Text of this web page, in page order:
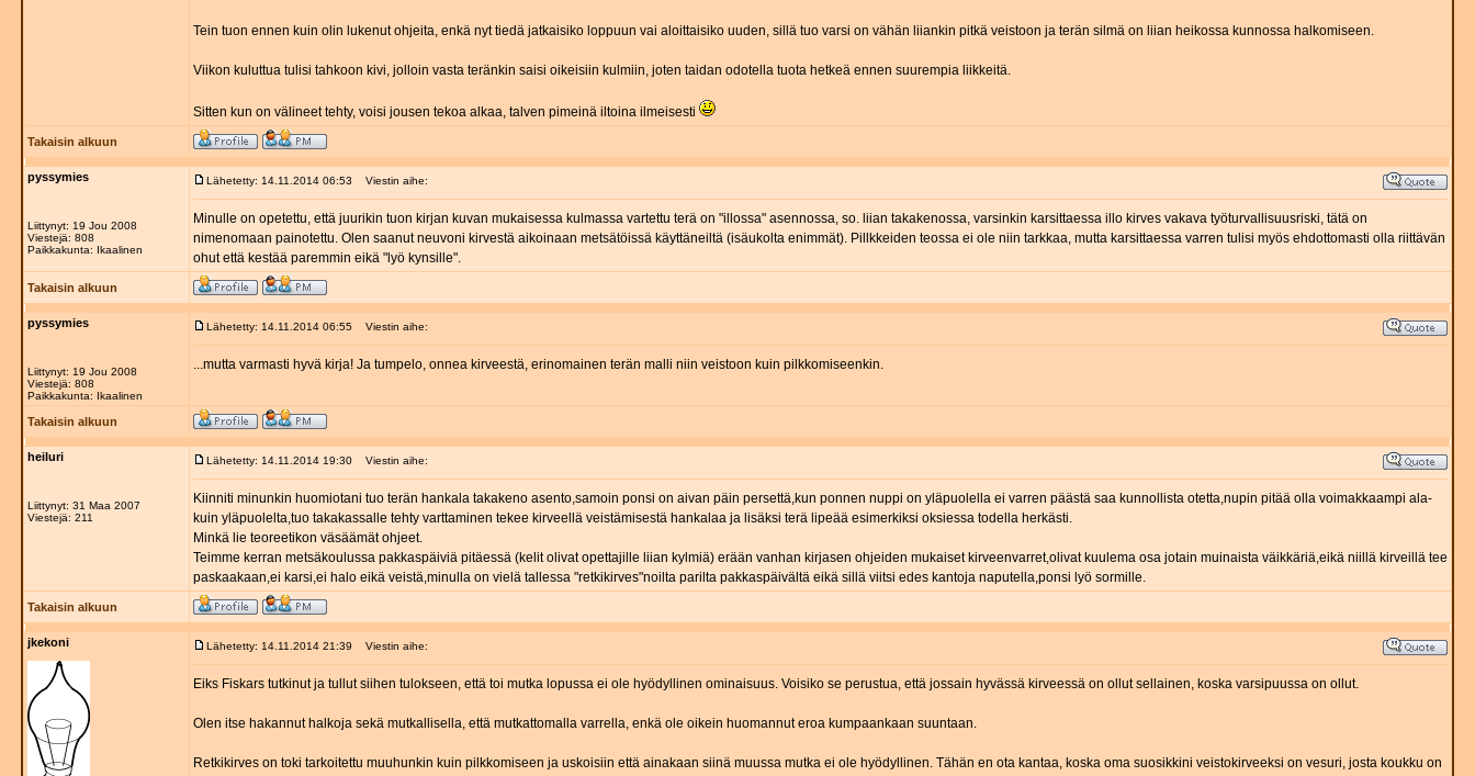
Tein tuon ennen kuin olin lukenut ohjeita, enkä nyt tiedä jatkaisiko loppuun vai aloittaisiko uuden, sillä tuo varsi on vähän liiankin pitkä veistoon ja terän silmä on liian heikossa kunnossa halkomiseen.
Viikon kuluttua tulisi tahkoon kivi, jolloin vasta teränkin saisi oikeisiin kulmiin, joten taidan odotella tuota hetkeä ennen suurempia liikkeitä.
Sitten kun on välineet tehty, voisi jousen tekoa alkaa, talven pimeinä iltoina ilmeisesti
Takaisin alkuun
pyssymies
Liittynyt: 19 Jou 2008
Viestejä: 808
Paikkakunta: Ikaalinen
Lähetetty: 14.11.2014 06:53 Viestin aihe:
Minulle on opetettu, että juurikin tuon kirjan kuvan mukaisessa kulmassa vartettu terä on "illossa" asennossa, so. liian takakenossa, varsinkin karsittaessa illo kirves vakava työturvallisuusriski, tätä on
nimenomaan painotettu. Olen saanut neuvoni kirvestä aikoinaan metsätöissä käyttäneiltä (isäukolta enimmät). Pillkkeiden teossa ei ole niin tarkkaa, mutta karsittaessa varren tulisi myös ehdottomasti olla riittävän
ohut että kestää paremmin eikä "lyö kynsille".
Takaisin alkuun
pyssymies
Liittynyt: 19 Jou 2008
Viestejä: 808
Paikkakunta: Ikaalinen
Lähetetty: 14.11.2014 06:55 Viestin aihe:
...mutta varmasti hyvä kirja! Ja tumpelo, onnea kirveestä, erinomainen terän malli niin veistoon kuin pilkkomiseenkin.
Takaisin alkuun
heiluri
Liittynyt: 31 Maa 2007
Viestejä: 211
Lähetetty: 14.11.2014 19:30 Viestin aihe:
Kiinniti minunkin huomiotani tuo terän hankala takakeno asento,samoin ponsi on aivan päin persettä,kun ponnen nuppi on yläpuolella ei varren päästä saa kunnollista otetta,nupin pitää olla voimakkaampi ala-
kuin yläpuolelta,tuo takakassalle tehty varttaminen tekee kirveellä veistämisestä hankalaa ja lisäksi terä lipeää esimerkiksi oksiessa todella herkästi.
Minkä lie teoreetikon väsäämät ohjeet.
Teimme kerran metsäkoulussa pakkaspäiviä pitäessä (kelit olivat opettajille liian kylmiä) erään vanhan kirjasen ohjeiden mukaiset kirveenvarret,olivat kuulema osa jotain muinaista väikkäriä,eikä niillä kirveillä tee
paskaakaan,ei karsi,ei halo eikä veistä,minulla on vielä tallessa "retkikirves"noilta parilta pakkaspäivältä eikä sillä viitsi edes kantoja naputella,ponsi lyö sormille.
Takaisin alkuun
jkekoni Lähetetty: 14.11.2014 21:39 Viestin aihe:
Eiks Fiskars tutkinut ja tullut siihen tulokseen, että toi mutka lopussa ei ole hyödyllinen ominaisuus. Voisiko se perustua, että jossain hyvässä kirveessä on ollut sellainen, koska varsipuussa on ollut.
Olen itse hakannut halkoja sekä mutkallisella, että mutkattomalla varrella, enkä ole oikein huomannut eroa kumpaankaan suuntaan.
Retkikirves on toki tarkoitettu muuhunkin kuin pilkkomiseen ja uskoisiin että ainakaan siinä muussa mutka ei ole hyödyllinen. Tähän en ota kantaa, koska oma suosikkini veistokirveeksi on vesuri, josta koukku on